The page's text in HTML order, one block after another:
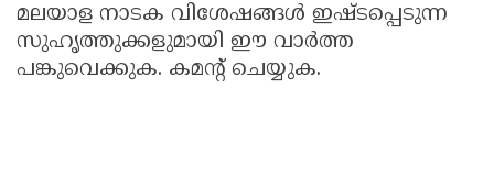
മലയാള നാടക വിശേഷങ്ങൾ ഇഷ്ടപ്പെടുന്ന
സുഹൃത്തുക്കളുമായി ഈ വാർത്ത
പങ്കുവെക്കുക. കമൻ്റ് ചെയ്യുക.